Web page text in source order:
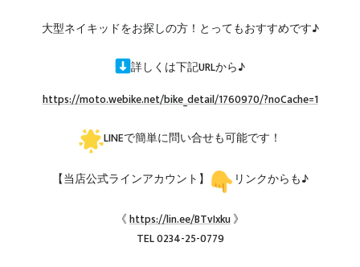
大型ネイキッドをお探しの方！とってもおすすめです♪
詳しくは下記URLから♪
https://moto.webike.net/bike_detail/1760970/?noCache=1
LINEで簡単に問い合せも可能です！
【当店公式ラインアカウント】 リンクからも♪
《https://lin.ee/BTvIxku》
TEL 0234-25-0779